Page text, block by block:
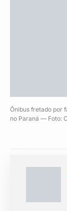
Ônibus fretado por
no Paraná — Foto: